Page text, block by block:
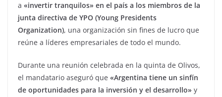
a «invertir tranquilos» en el país a los miembros de la
junta directiva de YPO (Young Presidents
Organization), una organización sin fines de lucro que
reúne a líderes empresariales de todo el mundo.
Durante una reunión celebrada en la quinta de Olivos,
el mandatario aseguró que «Argentina tiene un sinfín
de oportunidades para la inversión y el desarrollo» y